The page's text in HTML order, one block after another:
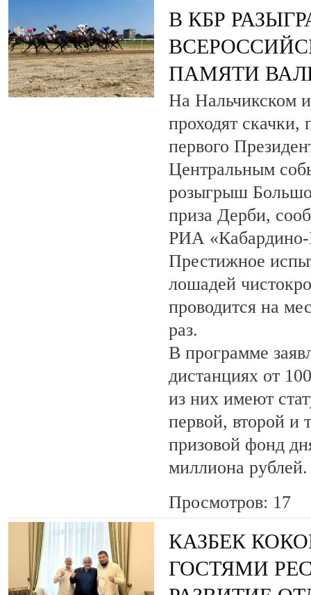
В КБР
ПАМЯТИ
На Нальчикском
проходят
первого
Центральным
розыгрыш
приза Дерби,
РИА «Кабардино-
Престижное
лошадей
проводится на
раз.
В программе
дистанциях от
из них имеют
первой, второй и
призовой фонд
миллиона рублей.
Просмотров: 17
КАЗБЕК
ГОСТЯМИ